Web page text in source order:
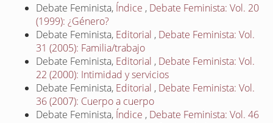
Debate Feminista, Índice , Debate Feminista: Vol. 20
(1999): ¿Género?
Debate Feminista, Editorial , Debate Feminista: Vol.
31 (2005): Familia/trabajo
Debate Feminista, Editorial , Debate Feminista: Vol.
22 (2000): Intimidad y servicios
Debate Feminista, Editorial , Debate Feminista: Vol.
36 (2007): Cuerpo a cuerpo
Debate Feminista, Índice , Debate Feminista: Vol. 46